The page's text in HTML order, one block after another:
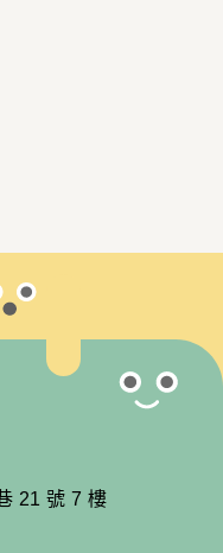
21 號 7 樓